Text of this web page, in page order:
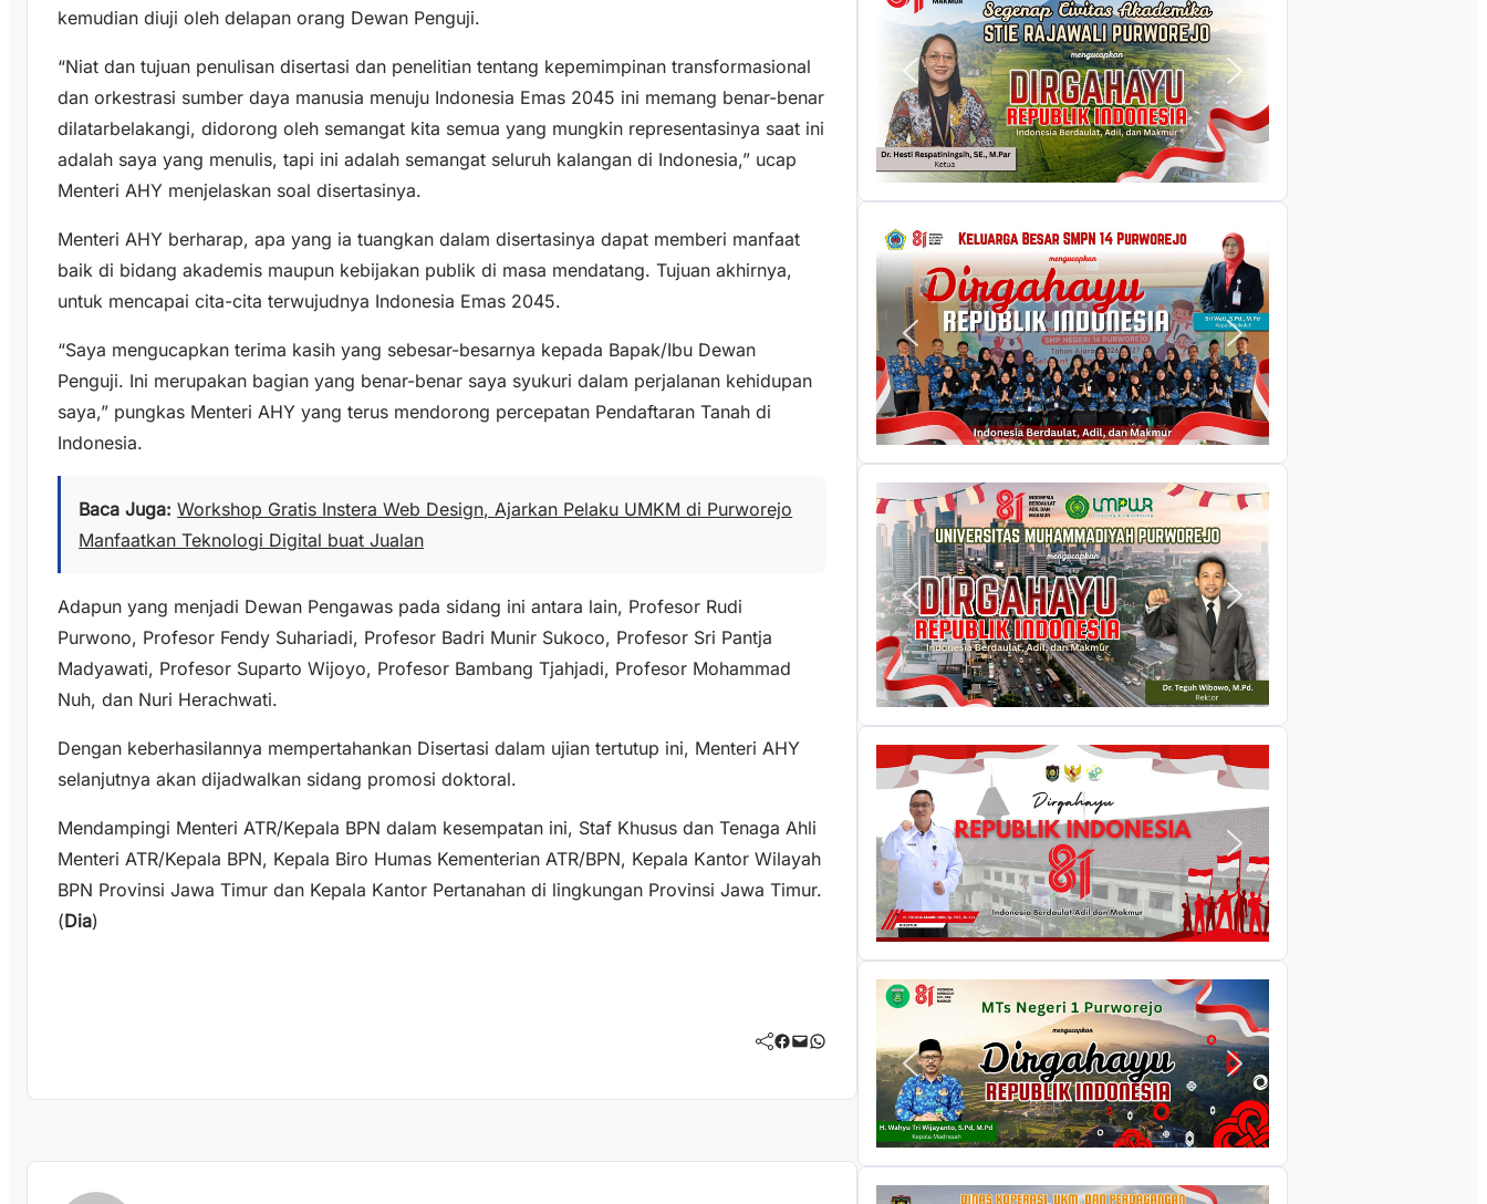
kemudian diuji oleh delapan orang Dewan Penguji.
“Niat dan tujuan penulisan disertasi dan penelitian tentang kepemimpinan transformasional
dan orkestrasi sumber daya manusia menuju Indonesia Emas 2045 ini memang benar-benar
dilatarbelakangi, didorong oleh semangat kita semua yang mungkin representasinya saat ini
adalah saya yang menulis, tapi ini adalah semangat seluruh kalangan di Indonesia,” ucap
Menteri AHY menjelaskan soal disertasinya.
Menteri AHY berharap, apa yang ia tuangkan dalam disertasinya dapat memberi manfaat
baik di bidang akademis maupun kebijakan publik di masa mendatang. Tujuan akhirnya,
untuk mencapai cita-cita terwujudnya Indonesia Emas 2045.
“Saya mengucapkan terima kasih yang sebesar-besarnya kepada Bapak/Ibu Dewan
Penguji. Ini merupakan bagian yang benar-benar saya syukuri dalam perjalanan kehidupan
saya,” pungkas Menteri AHY yang terus mendorong percepatan Pendaftaran Tanah di
Indonesia.
Baca Juga: Workshop Gratis Instera Web Design, Ajarkan Pelaku UMKM di Purworejo
Manfaatkan Teknologi Digital buat Jualan
Adapun yang menjadi Dewan Pengawas pada sidang ini antara lain, Profesor Rudi
Purwono, Profesor Fendy Suhariadi, Profesor Badri Munir Sukoco, Profesor Sri Pantja
Madyawati, Profesor Suparto Wijoyo, Profesor Bambang Tjahjadi, Profesor Mohammad
Nuh, dan Nuri Herachwati.
Dengan keberhasilannya mempertahankan Disertasi dalam ujian tertutup ini, Menteri AHY
selanjutnya akan dijadwalkan sidang promosi doktoral.
Mendampingi Menteri ATR/Kepala BPN dalam kesempatan ini, Staf Khusus dan Tenaga Ahli
Menteri ATR/Kepala BPN, Kepala Biro Humas Kementerian ATR/BPN, Kepala Kantor Wilayah
BPN Provinsi Jawa Timur dan Kepala Kantor Pertanahan di lingkungan Provinsi Jawa Timur.
(Dia)
Facebook Mail WhatsApp